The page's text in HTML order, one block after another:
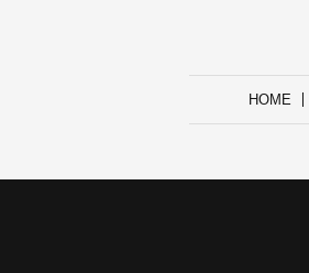
HOME